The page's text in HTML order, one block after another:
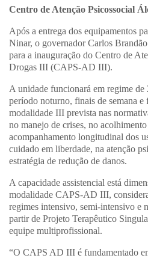
Centro de Atenção Psicossocial
Após a entrega dos equipamentos
Ninar, o governador Carlos
para a inauguração do Centro de
Drogas III (CAPS-AD III).
A unidade funcionará em regime
período noturno, finais de semana e
modalidade III prevista nas
no manejo de crises, no
acompanhamento longitudinal dos
cuidado em liberdade, na atenção
estratégia de redução de danos.
A capacidade assistencial está
modalidade CAPS-AD III,
regimes intensivo, semi-intensivo e
partir de Projeto Terapêutico
equipe multiprofissional.
“O CAPS AD III é fundamentado